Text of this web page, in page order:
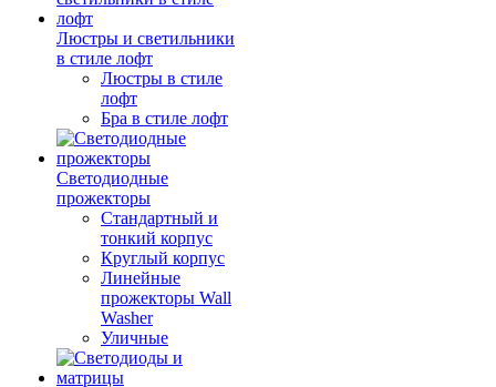
Люстры и светильники
в стиле лофт
Люстры в стиле
лофт
Бра в стиле лофт
Светодиодные
прожекторы
Стандартный и
тонкий корпус
Круглый корпус
Линейные
прожекторы Wall
Washer
Уличные